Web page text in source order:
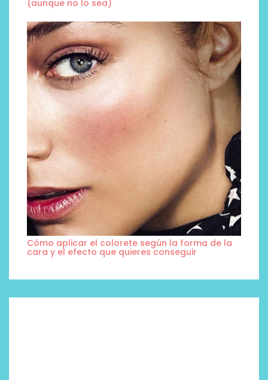
(aunque no lo sea)
Cómo aplicar el colorete según la forma de la
cara y el efecto que quieres conseguir